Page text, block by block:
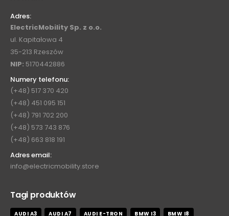
Adres:
ElectricMobility Sp. z o.o.
ul. Kapitałowa 4
35-213 Rzeszów
Numery telefonu:
(+48) 517 370 420
(+48) 451 095 151
(+48) 791 702 200
(+48) 573 743 876
Adres email:
Tagi produktów